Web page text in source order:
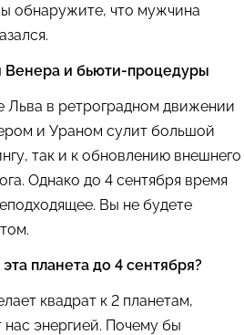
обнаружите, что мужчина
Венера и бьюти-процедуры
Льва в ретроградном движении
и Ураном сулит большой
так и к обновлению внешнего
Однако до 4 сентября время
Вы не будете
планета до 4 сентября?
квадрат к 2 планетам,
энергией. Почему бы